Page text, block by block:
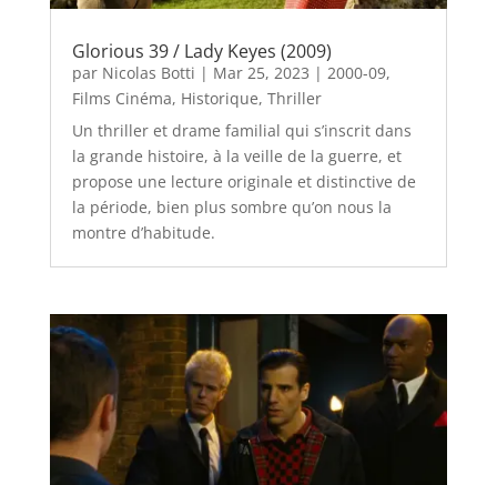
Glorious 39 / Lady Keyes (2009)
par Nicolas Botti | Mar 25, 2023 | 2000-09,
Films Cinéma, Historique, Thriller
Un thriller et drame familial qui s’inscrit dans
la grande histoire, à la veille de la guerre, et
propose une lecture originale et distinctive de
la période, bien plus sombre qu’on nous la
montre d’habitude.